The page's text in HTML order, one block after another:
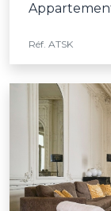
Réf. ATSK